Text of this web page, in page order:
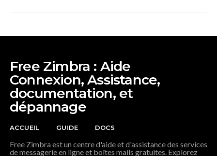
Free Zimbra : Aide
Connexion, Assistance,
documentation, et
dépannage
ACCUEIL GUIDE DOCS
Free Zimbra est un centre d'aide et d'assistance des services
de messagerie en ligne et boîtes mails gratuites. Explorez